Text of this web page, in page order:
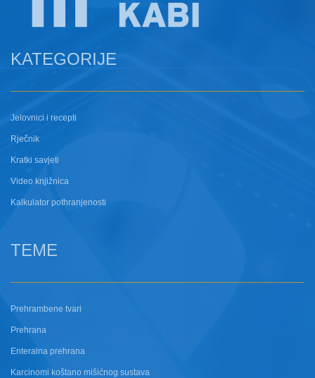
KATEGORIJE
Jelovnici i recepti
Rječnik
Kratki savjeti
Video knjižnica
Kalkulator pothranjenosti
TEME
Prehrambene tvari
Prehrana
Enteralna prehrana
Karcinomi koštano mišićnog sustava